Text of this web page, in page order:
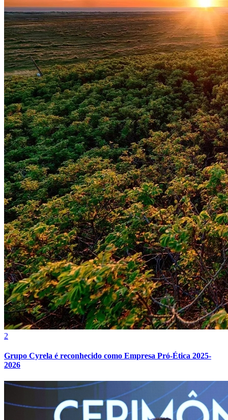
Botafogo
2
Grupo Cyrela é reconhecido como Empresa Pró-Ética 2025-
2026